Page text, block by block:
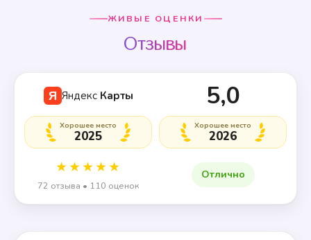
ЖИВЫЕ ОЦЕНКИ
Отзывы
Я Яндекс Карты 5,0
★★★★★
72 отзыва • 110 оценок
Хорошее место
2025
Хорошее место
2026
Отлично